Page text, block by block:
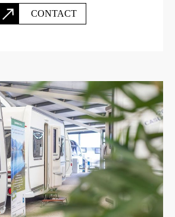
CONTACT